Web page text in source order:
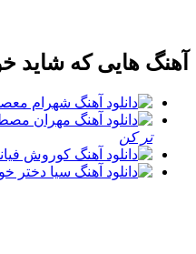
آهنگ هایی که شاید
تر کن